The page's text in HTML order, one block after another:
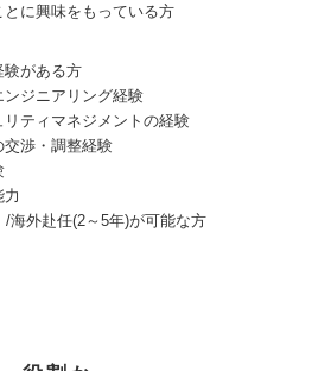
とに興味をもっている方
験がある方
ンジニアリング経験
リティマネジメントの経験
交渉・調整経験
力
/海外赴任(2～5年)が可能な方